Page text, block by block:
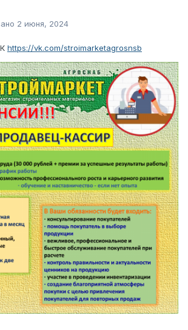
2 июня, 2024
https://vk.com/stroimarketagrosnsb